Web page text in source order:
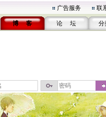
广告服务 联
博 客 论 坛 分